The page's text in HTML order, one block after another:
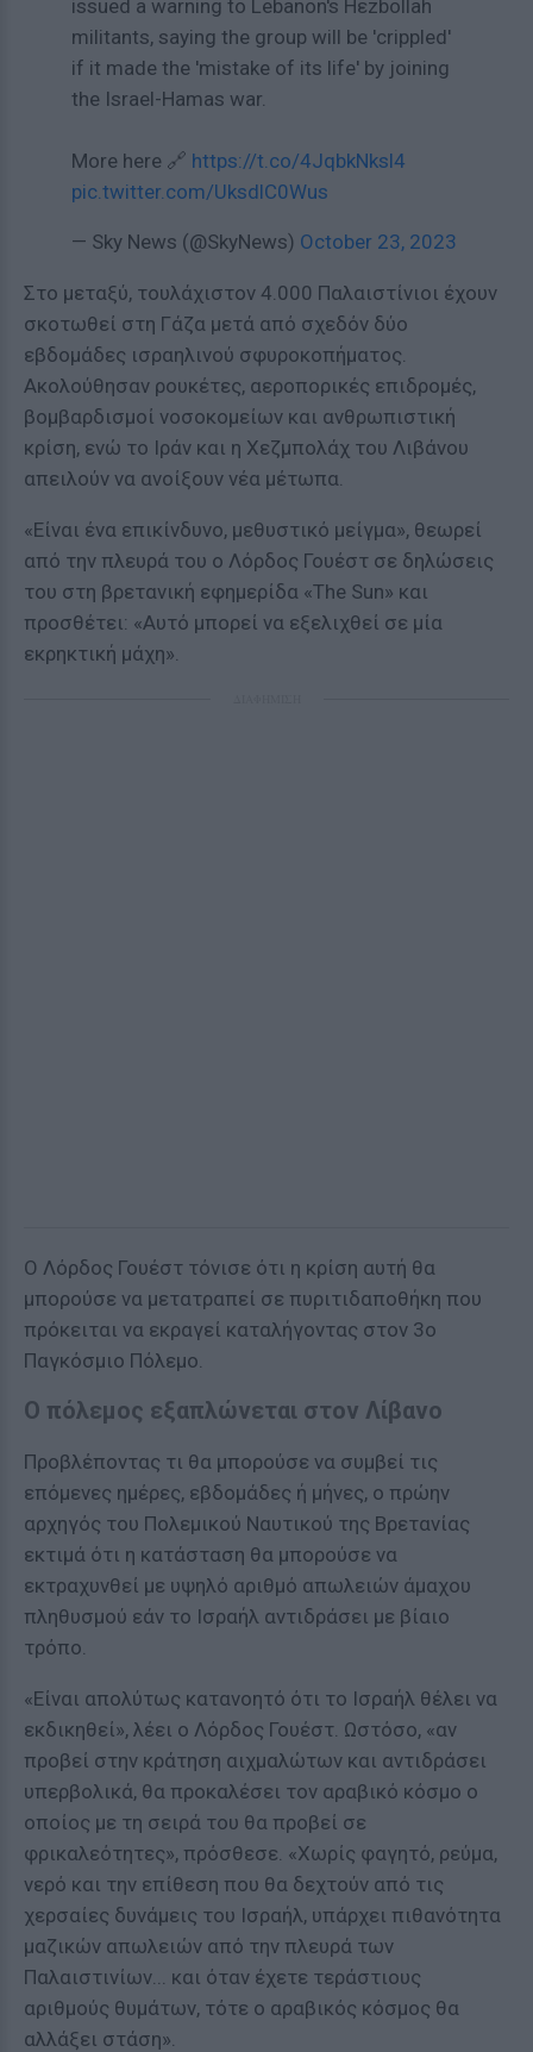
issued a warning to Lebanon's Hεzbollah
militants, saying the group will be 'crippled'
if it made the 'mistake of its life' by joining
the Israel-Hamas war.
More here 🔗 https://t.co/4JqbkNksl4
pic.twitter.com/UksdlC0Wus
— Sky News (@SkyNews) October 23, 2023
Στο μεταξύ, τουλάχιστον 4.000 Παλαιστίνιοι έχουν
σκοτωθεί στη Γάζα μετά από σχεδόν δύο
εβδομάδες ισραηλινού σφυροκοπήματος.
Ακολούθησαν ρουκέτες, αεροπορικές επιδρομές,
βομβαρδισμοί νοσοκομείων και ανθρωπιστική
κρίση, ενώ το Ιράν και η Χεζμπολάχ του Λιβάνου
απειλούν να ανοίξουν νέα μέτωπα.
«Είναι ένα επικίνδυνο, μεθυστικό μείγμα», θεωρεί
από την πλευρά του ο Λόρδος Γουέστ σε δηλώσεις
του στη βρετανική εφημερίδα «The Sun» και
προσθέτει: «Αυτό μπορεί να εξελιχθεί σε μία
εκρηκτική μάχη».
Ο Λόρδος Γουέστ τόνισε ότι η κρίση αυτή θα
μπορούσε να μετατραπεί σε πυριτιδαποθήκη που
πρόκειται να εκραγεί καταλήγοντας στον 3ο
Παγκόσμιο Πόλεμο.
Ο πόλεμος εξαπλώνεται στον Λίβανο
Προβλέποντας τι θα μπορούσε να συμβεί τις
επόμενες ημέρες, εβδομάδες ή μήνες, ο πρώην
αρχηγός του Πολεμικού Ναυτικού της Βρετανίας
εκτιμά ότι η κατάσταση θα μπορούσε να
εκτραχυνθεί με υψηλό αριθμό απωλειών άμαχου
πληθυσμού εάν το Ισραήλ αντιδράσει με βίαιο
τρόπο.
«Είναι απολύτως κατανοητό ότι το Ισραήλ θέλει να
εκδικηθεί», λέει ο Λόρδος Γουέστ. Ωστόσο, «αν
προβεί στην κράτηση αιχμαλώτων και αντιδράσει
υπερβολικά, θα προκαλέσει τον αραβικό κόσμο ο
οποίος με τη σειρά του θα προβεί σε
φρικαλεότητες», πρόσθεσε. «Χωρίς φαγητό, ρεύμα,
νερό και την επίθεση που θα δεχτούν από τις
χερσαίες δυνάμεις του Ισραήλ, υπάρχει πιθανότητα
μαζικών απωλειών από την πλευρά των
Παλαιστινίων... και όταν έχετε τεράστιους
αριθμούς θυμάτων, τότε ο αραβικός κόσμος θα
αλλάξει στάση».